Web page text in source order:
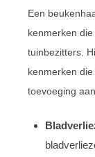
Een
kenmerken
tuinbezitters.
kenmerken
toevoeging